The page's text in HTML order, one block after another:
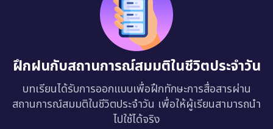
ฝึกฝนกับสถานการณ์สมมติในชีวิตประจำวัน
บทเรียนได้รับการออกแบบเพื่อฝึกทักษะการสื่อสารผ่าน
สถานการณ์สมมติในชีวิตประจำวัน เพื่อให้ผู้เรียนสามารถนำ
ไปใช้ได้จริง